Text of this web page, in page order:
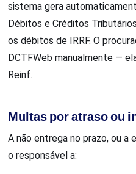
sistema gera
Débitos e Créditos
os débitos de IRRF. O
DCTFWeb manualmente —
Reinf.
Multas por atraso ou
A não entrega no prazo, ou a
o responsável a: